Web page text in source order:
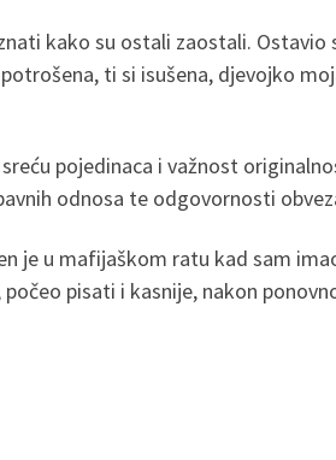
kako su ostali zaostali. Ostavio
ti si isušena, djevojko
pojedinaca i važnost
odnosa te odgovornosti
je u mafijaškom ratu kad sam
pisati i kasnije, nakon